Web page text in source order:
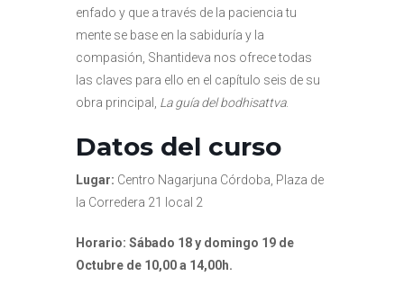
enfado y que a través de la paciencia tu
mente se base en la sabiduría y la
compasión, Shantideva nos ofrece todas
las claves para ello en el capítulo seis de su
obra principal,
La guía del bodhisattva.
Datos del curso
Lugar: Centro Nagarjuna Córdoba, Plaza de
la Corredera 21 local 2
Horario: Sábado 18 y domingo 19 de
Octubre de 10,00 a 14,00h.